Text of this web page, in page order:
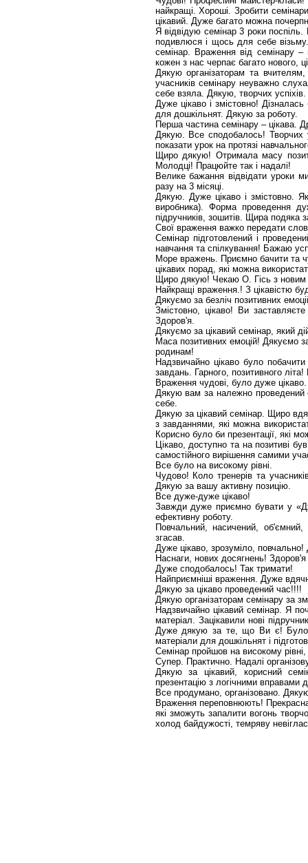
найкращі. Хороші. Зробити
цікавий. Дуже багато можна
Я відвідую семінар 3 роки
подивлюся і щось для себе
семінар. Враження від семінару
кожен з нас черпає багато нового,
Дякую організаторам та
учасників семінару неуважно
себе взяла. Дякую, творчих
Дуже цікаво і змістовно!
для дошкільнят. Дякую за роботу.
Перша частина семінару – цікава.
Дякую. Все сподобалось! Творчих
показати урок на протязі
Щиро дякую! Отримала масу
Молодці! Працюйте так і надалі!
Велике бажання відвідати уроки
разу на 3 місяці.
Дякую. Дуже цікаво і змістовно.
виробника). Форма проведення
підручників, зошитів. Щира
Свої враження важко передати
Семінар підготовлений і
навчання та спілкування! Бажаю
Море вражень. Приємно бачити та
цікавих порад, які можна
Щиро дякую! Чекаю О. Гісь з новим
Найкращі враження.! З цікавістю
Дякуємо за безліч позитивних
Змістовно, цікаво! Ви
Здоров'я.
Дякуємо за цікавий семінар, який
Маса позитивних емоцій! Дякуємо
родинам!
Надзвичайно цікаво було
завдань. Гарного, позитивного
Враження чудові, було дуже
Дякую вам за належно проведений
себе.
Дякую за цікавий семінар. Щиро
з завданнями, які можна
Корисно було би презентації, які
Цікаво, доступно та на позитиві
самостійного вирішення самими
Все було на високому рівні.
Чудово! Коло тренерів та
Дякую за вашу активну позицію.
Все дуже-дуже цікаво!
Завжди дуже приємно бувати у
ефективну роботу.
Повчальний, насичений,
згасав.
Дуже цікаво, зрозуміло,
Наснаги, нових досягнень!
Дуже сподобалось! Так тримати!
Найприємніші враження. Дуже
Дякую за цікаво проведений час!!!!
Дякую організаторам семінару за
Надзвичайно цікавий семінар. Я
матеріал. Зацікавили нові
Дуже дякую за те, що Ви є! Було
матеріали для дошкільнят і
Семінар пройшов на високому
Супер. Практично. Надалі
Дякую за цікавий, корисний
презентацію з логічними вправами
Все продумано, організовано.
Враження переповнюють!
які зможуть запалити вогонь
холод байдужості, темряву